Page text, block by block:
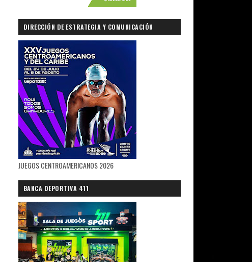
DIRECCIÓN DE ESTRATEGIA Y COMUNICACIÓN
GUBERNAMENTAL
JUEGOS CENTROAMERICANOS 2026
BANCA DEPORTIVA 411